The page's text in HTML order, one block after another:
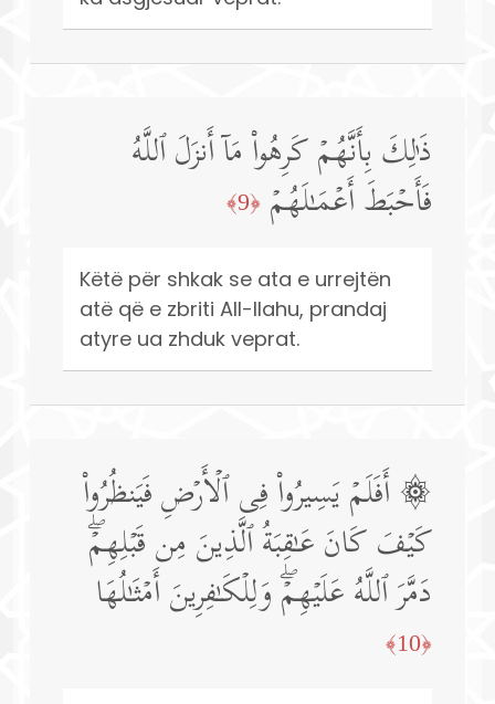
ذَ ٰ⁠لِكَ بِأَنَّهُمۡ كَرِهُوا۟ مَاۤ أَنزَلَ ٱللَّهُ
فَأَحۡبَطَ أَعۡمَـٰلَهُمۡ ﴿9﴾
Këtë për shkak se ata e urrejtën
atë që e zbriti All-llahu, prandaj
atyre ua zhduk veprat.
۞ أَفَلَمۡ یَسِیرُوا۟ فِی ٱلۡأَرۡضِ فَیَنظُرُوا۟
كَیۡفَ كَانَ عَـٰقِبَةُ ٱلَّذِینَ مِن قَبۡلِهِمۡۖ
دَمَّرَ ٱللَّهُ عَلَیۡهِمۡۖ وَلِلۡكَـٰفِرِینَ أَمۡثَـٰلُهَا
﴿10﴾